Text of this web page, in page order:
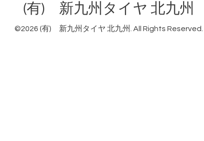
(有) 新九州タイヤ 北九州
©2026 (有) 新九州タイヤ 北九州. All Rights Reserved.